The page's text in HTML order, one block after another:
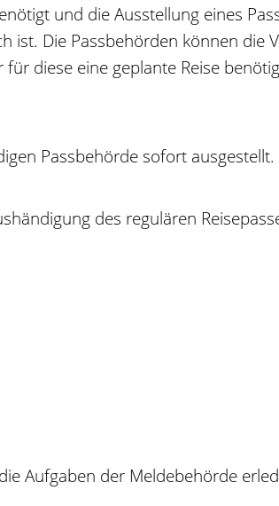
und die Ausstellung eines
ist. Die Passbehörden können die
diese eine geplante Reise
Passbehörde sofort ausgestellt.
des regulären
Aufgaben der Meldebehörde